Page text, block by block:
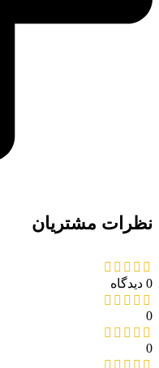
نظرات مشتریان
0 دیدگاه
0
0